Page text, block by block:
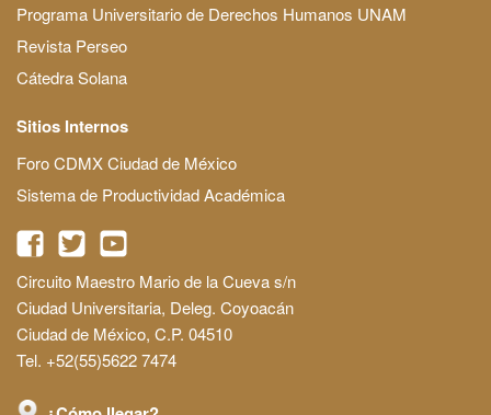
Programa Universitario de Derechos Humanos UNAM
Revista Perseo
Cátedra Solana
Sitios Internos
Foro CDMX Ciudad de México
Sistema de Productividad Académica
Circuito Maestro Mario de la Cueva s/n
Ciudad Universitaria, Deleg. Coyoacán
Ciudad de México, C.P. 04510
Tel. +52(55)5622 7474